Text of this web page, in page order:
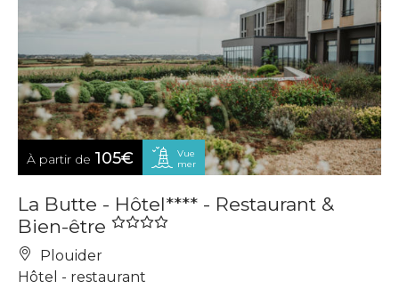
À partir de 105€
Vue
mer
La Butte - Hôtel**** - Restaurant &
Bien-être
Plouider
Hôtel - restaurant